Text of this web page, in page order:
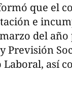
que el
e
del
Previsión
Laboral, así